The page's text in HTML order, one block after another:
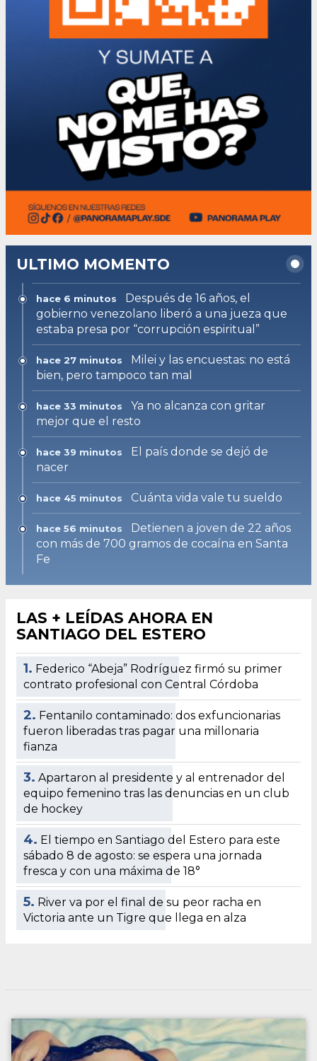
ULTIMO MOMENTO
hace 6 minutos
Después de 16 años, el
gobierno venezolano liberó a una jueza que
estaba presa por “corrupción espiritual”
hace 27 minutos
Milei y las encuestas: no está
bien, pero tampoco tan mal
hace 33 minutos
Ya no alcanza con gritar
mejor que el resto
hace 39 minutos
El país donde se dejó de
nacer
hace 45 minutos Cuánta vida vale tu sueldo
hace 56 minutos
Detienen a joven de 22 años
con más de 700 gramos de cocaína en Santa
Fe
LAS + LEÍDAS AHORA EN
SANTIAGO DEL ESTERO
1. Federico “Abeja” Rodríguez firmó su primer
contrato profesional con Central Córdoba
2. Fentanilo contaminado: dos exfuncionarias
fueron liberadas tras pagar una millonaria
fianza
3. Apartaron al presidente y al entrenador del
equipo femenino tras las denuncias en un club
de hockey
4. El tiempo en Santiago del Estero para este
sábado 8 de agosto: se espera una jornada
fresca y con una máxima de 18°
5. River va por el final de su peor racha en
Victoria ante un Tigre que llega en alza